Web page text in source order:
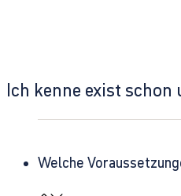
Ich kenne exist
Welche